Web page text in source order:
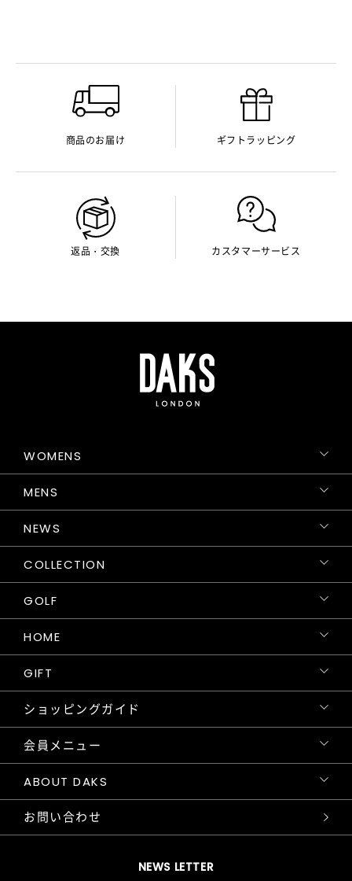
商品のお届け ギフトラッピング
返品・交換 カスタマーサービス
NEWS LETTER
WOMENS
MENS
NEWS
COLLECTION
GOLF
HOME
GIFT
ショッピングガイド
会員メニュー
ABOUT DAKS
お問い合わせ